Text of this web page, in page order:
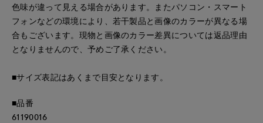
色味が違って見える場合があります。またパソコン・スマート
フォンなどの環境により、若干製品と画像のカラーが異なる場
合もございます。現物と画像のカラー差異については返品理由
となりませんので、予めご了承ください。
■サイズ表記はあくまで目安となります。
■品番
61190016